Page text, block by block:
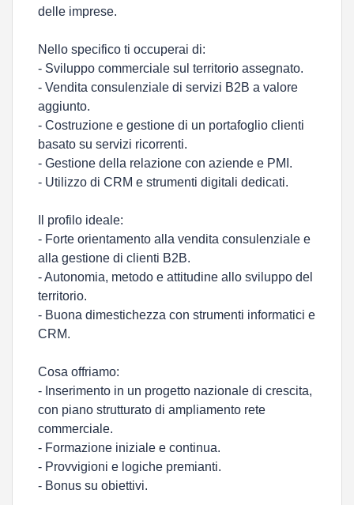
delle imprese.
Nello specifico ti occuperai di:
- Sviluppo commerciale sul territorio assegnato.
- Vendita consulenziale di servizi B2B a valore
aggiunto.
- Costruzione e gestione di un portafoglio clienti
basato su servizi ricorrenti.
- Gestione della relazione con aziende e PMI.
- Utilizzo di CRM e strumenti digitali dedicati.
Il profilo ideale:
- Forte orientamento alla vendita consulenziale e
alla gestione di clienti B2B.
- Autonomia, metodo e attitudine allo sviluppo del
territorio.
- Buona dimestichezza con strumenti informatici e
CRM.
Cosa offriamo:
- Inserimento in un progetto nazionale di crescita,
con piano strutturato di ampliamento rete
commerciale.
- Formazione iniziale e continua.
- Provvigioni e logiche premianti.
- Bonus su obiettivi.